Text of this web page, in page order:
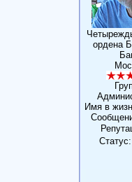
ордена
Имя в
Статус: